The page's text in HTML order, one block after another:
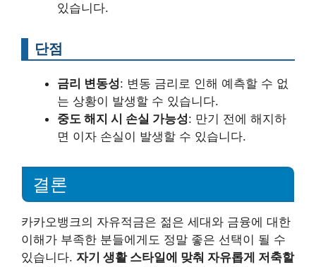
있습니다.
단점
금리 변동성: 변동 금리로 인해 예측할 수 없
는 상황이 발생할 수 있습니다.
중도 해지 시 손실 가능성: 만기 전에 해지하
면 이자 손실이 발생할 수 있습니다.
결론
카카오뱅크의 자유적금은 젊은 세대와 금융에 대한
이해가 부족한 분들에게도 정말 좋은 선택이 될 수
있습니다. 자기 생활 스타일에 맞춰 자유롭게 저축할